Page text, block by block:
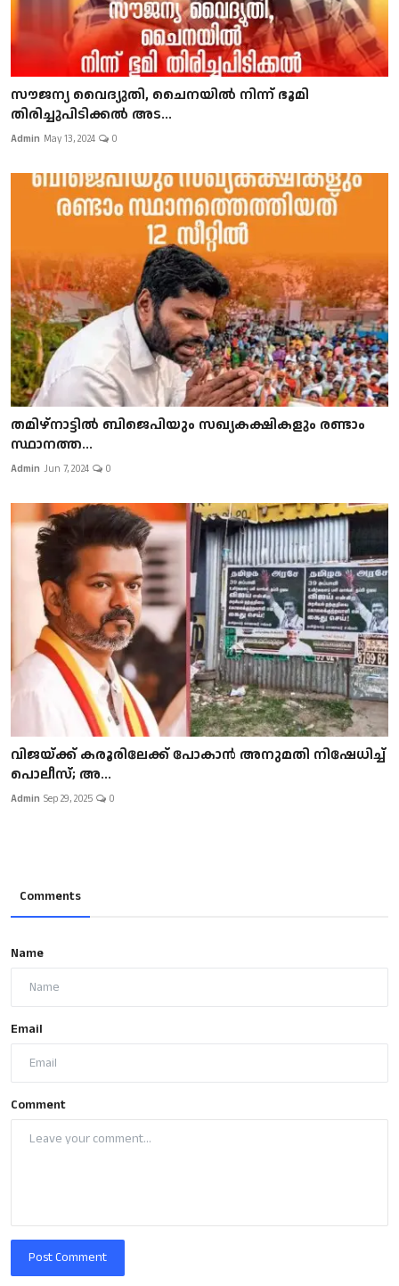
സൗജന്യ വൈദ്യുതി, ചൈനയിൽ നിന്ന് ഭൂമി
തിരിച്ചുപിടിക്കൽ അട...
Admin May 13, 2024 0
തമിഴ്‌നാട്ടില്‍ ബിജെപിയും സഖ്യകക്ഷികളും രണ്ടാം
സ്ഥാനത്ത...
Admin Jun 7, 2024 0
വിജയ്ക്ക് കരൂരിലേക്ക് പോകാൻ അനുമതി നിഷേധിച്ച്
പൊലീസ്; അ...
Admin Sep 29, 2025 0
Comments
Name
Email
Comment
Post Comment